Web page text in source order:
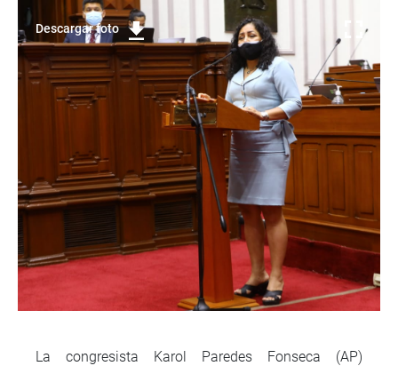
Descargar foto
La congresista Karol Paredes Fonseca (AP)